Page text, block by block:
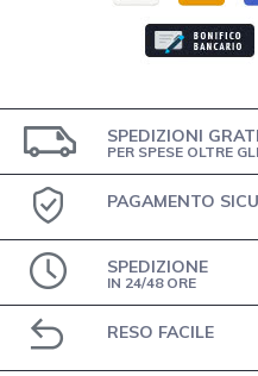
SPEDIZIONI
PER SPESE OLTRE
PAGAMENTO
SPEDIZIONE
IN 24/48 ORE
RESO FACILE